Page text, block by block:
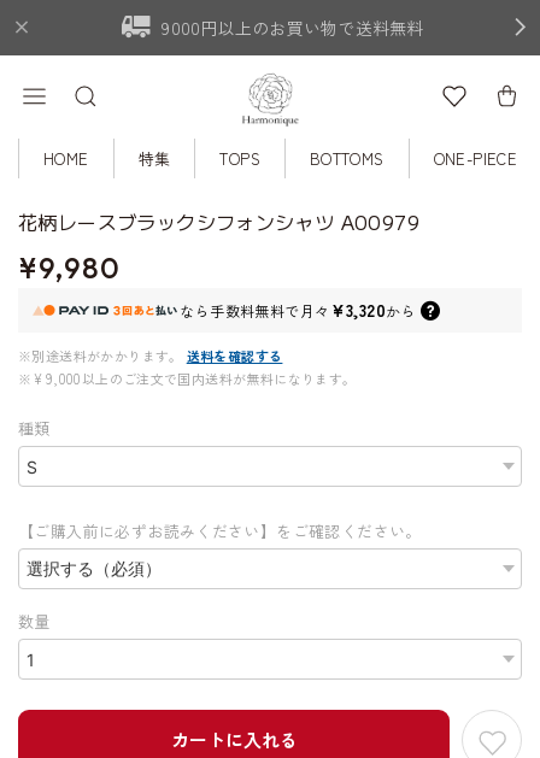
9000円以上のお買い物で送料無料
HOME 特集 TOPS BOTTOMS ONE-PIECE
花柄レースブラックシフォンシャツ A00979
¥9,980
なら 手数料無料で月々 ¥3,320から
※別途送料がかかります。
送料を確認する
※¥9,000以上のご注文で国内送料が無料になります。
種類
【ご購入前に必ずお読みください】をご確認ください。
数量
カートに入れる